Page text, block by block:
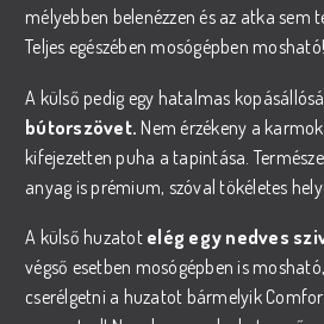
mélyebben belenézzen és az atka sem
Teljes egészében mosógépben mosható!
A külső pedig egy hatalmas
bútorszövet. Nem érzékeny a
kifejezetten puha a tapintása.
anyag is prémium, szóval tökéletes
A külső huzatot elég egy nedves
végső esetben mosógépben is
cserélgetni a huzatot bármelyik